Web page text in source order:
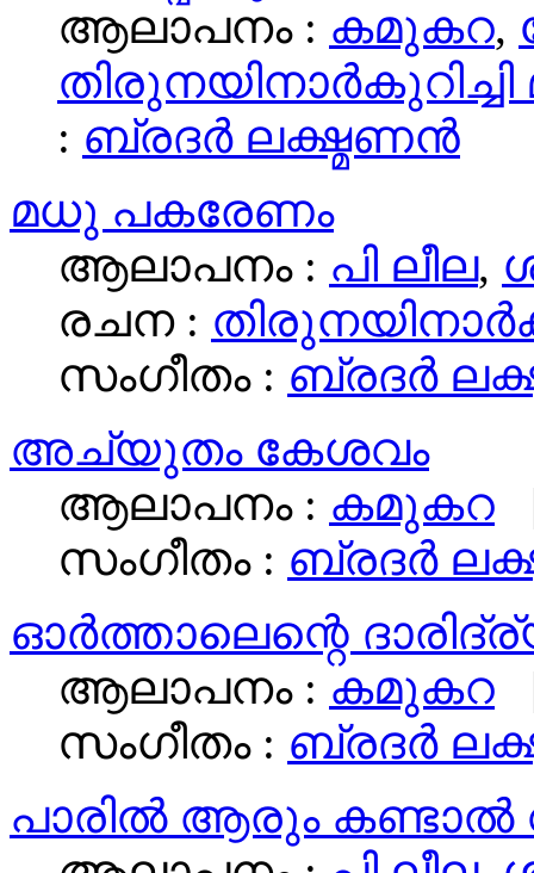
ആലാപനം : കമുകറ,
: ബ്രദര്‍ ലക്ഷ്മണന്‍
മധു പകരേണം
ആലാപനം : പി ലീല,
രചന :
സംഗീതം : ബ്രദര്‍
അച്യുതം കേശവം
ആലാപനം : കമുകറ
സംഗീതം : ബ്രദര്‍
ഓർത്താലെന്റെ
ആലാപനം : കമുകറ
സംഗീതം : ബ്രദര്‍
പാരില്‍ ആരും കണ്ടാല്‍